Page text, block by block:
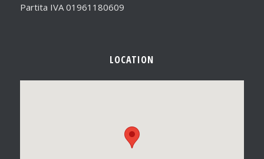
Partita IVA 01961180609
LOCATION